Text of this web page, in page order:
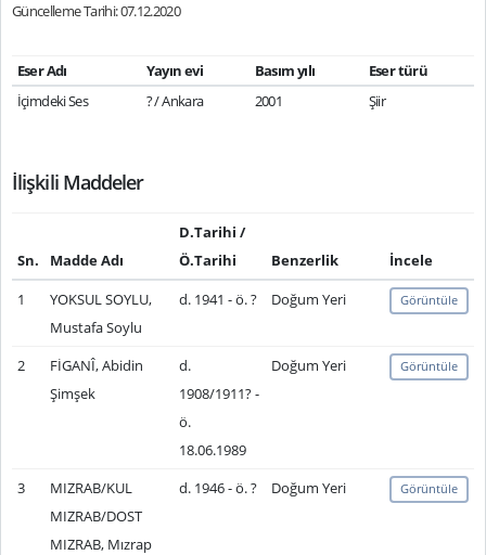
Güncelleme Tarihi: 07.12.2020
Eser Adı Yayın evi Basım yılı
Eser türü
İçimdeki Ses
? / Ankara 2001 Şiir
İlişkili Maddeler
Sn. Madde Adı
D.Tarihi /
Ö.Tarihi
Benzerlik
İncele
1
YOKSUL SOYLU,
Mustafa Soylu
d. 1941 - ö. ? Doğum Yeri Görüntüle
2
FİGANÎ, Abidin
Şimşek
d.
1908/1911? -
ö.
18.06.1989
Doğum Yeri Görüntüle
3
MIZRAB/KUL
MIZRAB/DOST
MIZRAB, Mızrap
d. 1946 - ö. ? Doğum Yeri Görüntüle